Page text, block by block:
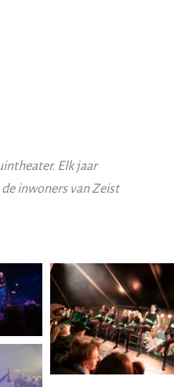
Elk jaar
inwoners van Zeist